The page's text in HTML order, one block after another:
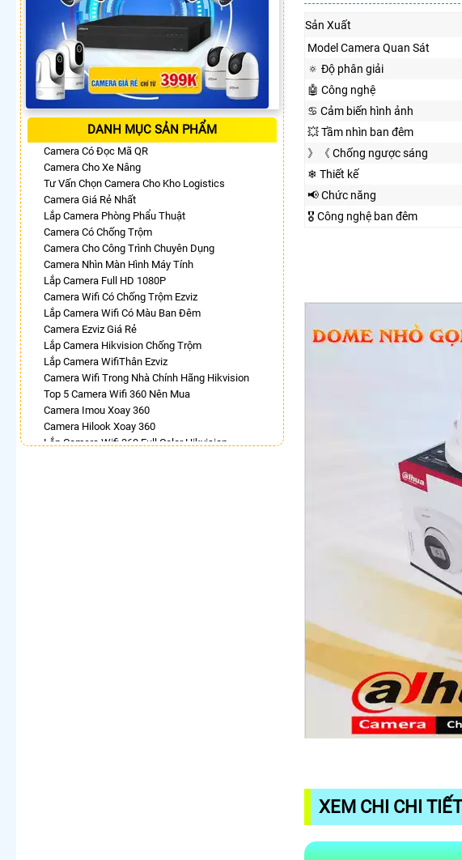
DANH MỤC SẢN PHẨM
Camera Có Đọc Mã QR
Camera Cho Xe Nâng
Tư Vấn Chọn Camera Cho Kho Logistics
Camera Giá Rẻ Nhất
Lắp Camera Phòng Phẩu Thuật
Camera Có Chống Trộm
Camera Cho Công Trình Chuyên Dụng
Camera Nhìn Màn Hình Máy Tính
Lắp Camera Full HD 1080P
Camera Wifi Có Chống Trộm Ezviz
Lắp Camera Wifi Có Màu Ban Đêm
Camera Ezviz Giá Rẻ
Lắp Camera Hikvision Chống Trộm
Lắp Camera WifiThân Ezviz
Camera Wifi Trong Nhà Chính Hãng Hikvision
Top 5 Camera Wifi 360 Nên Mua
Camera Imou Xoay 360
Camera Hilook Xoay 360
Lắp Camera Wifi 360 Full Color Hikvision
Sản Xuất
Model Camera Quan Sát
🔅 Độ phân giải
🤖️ Công nghệ
♋ Cảm biến hình ảnh
💥 Tầm nhìn ban đêm
》《 Chống ngược sáng
❄ Thiết kế
📢 Chức năng
🎖️ Công nghệ ban đêm
XEM CHI CHI